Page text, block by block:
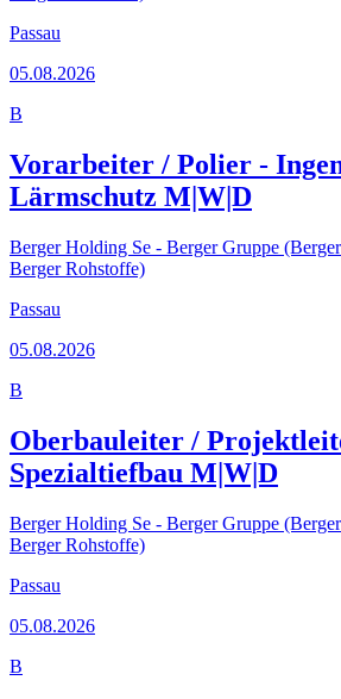
Passau
05.08.2026
B
Vorarbeiter / Polier -
Lärmschutz M|W|D
Berger Holding Se - Berger Gruppe
Berger Rohstoffe)
Passau
05.08.2026
B
Oberbauleiter /
Spezialtiefbau M|W|D
Berger Holding Se - Berger Gruppe
Berger Rohstoffe)
Passau
05.08.2026
B